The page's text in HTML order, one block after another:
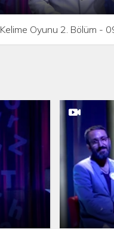
Kelime Oyunu 2. Bölüm -